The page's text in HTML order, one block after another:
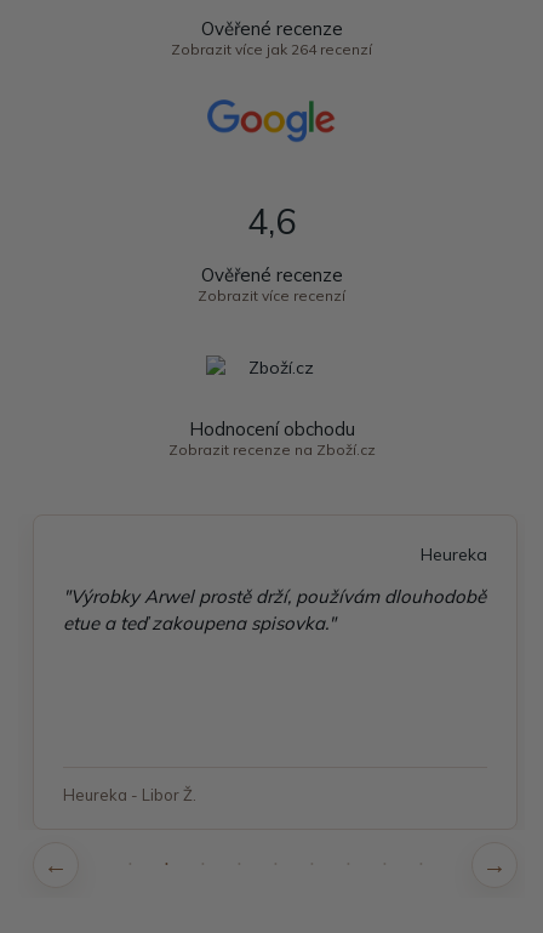
Ověřené recenze
Zobrazit více jak 264 recenzí
4,6
Ověřené recenze
Zobrazit více recenzí
Hodnocení obchodu
Zobrazit recenze na Zboží.cz
Heureka
"Výrobky Arwel prostě drží, používám dlouhodobě
etue a teď zakoupena spisovka."
Heureka - Libor Ž.